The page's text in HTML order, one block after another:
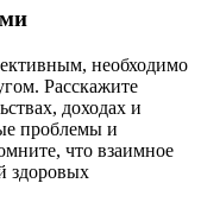
необходимо
Расскажите
доходах и
проблемы и
что взаимное
здоровых